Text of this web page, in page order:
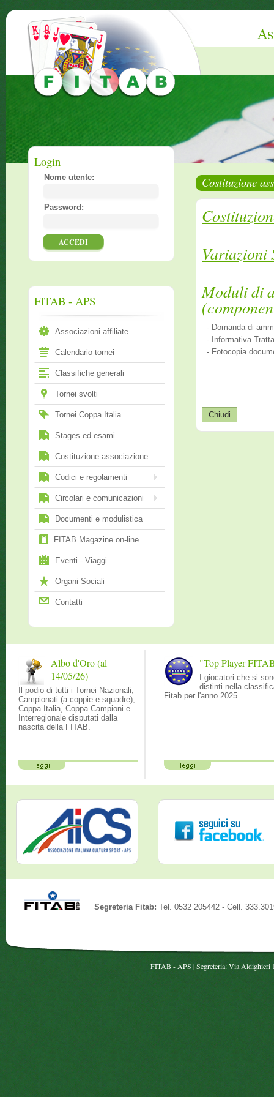
Login
Nome utente:
Password:
FITAB - APS
Associazioni affiliate
Calendario tornei
Classifiche generali
Tornei svolti
Tornei Coppa Italia
Stages ed esami
Costituzione associazione
Codici e regolamenti
Circolari e comunicazioni
Documenti e modulistica
FITAB Magazine on-line
Eventi - Viaggi
Organi Sociali
Contatti
Costituzione
Variazioni
Moduli di
- Domanda di
- Informativa
- Fotocopia
Albo d'Oro (al
14/05/26)
Il podio di tutti i Tornei Nazionali,
Campionati (a coppie e squadre),
Coppa Italia, Coppa Campioni e
Interregionale disputati dalla
nascita della FITAB.
"Top Player
I giocatori che si
distinti nella
Fitab per l'anno 2025
Segreteria Fitab: Tel. 0532 205442 - Cell.
FITAB - APS | Segreteria: Via Aldighieri